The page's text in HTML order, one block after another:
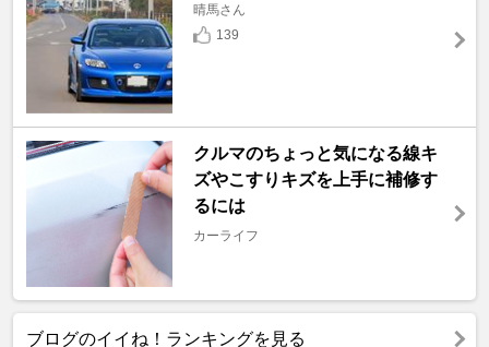
晴馬さん
139
クルマのちょっと気になる線キ
ズやこすりキズを上手に補修す
るには
カーライフ
ブログのイイね！ランキングを見る